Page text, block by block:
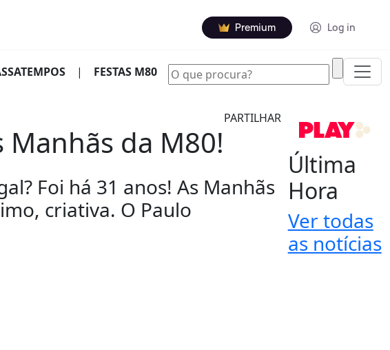
Premium Log in
| FESTAS M80
PARTILHAR
da M80!
Foi há 31 anos! As Manhãs
criativa. O Paulo
Última
Hora
Ver todas
as notícias